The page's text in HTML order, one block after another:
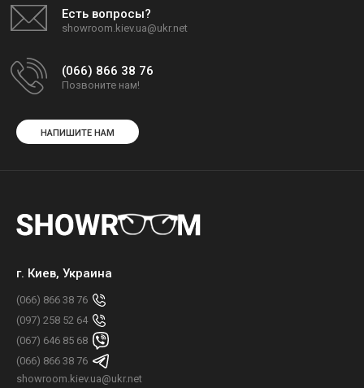
Есть вопросы?
showroom.kiev.ua@ukr.net
(066) 866 38 76
Позвоните нам!
НАПИШИТЕ НАМ
г. Киев, Украина
(066) 866 38 76
(097) 258 52 64
(067) 646 85 68
(066) 866 38 76
showroom.kiev.ua@ukr.net